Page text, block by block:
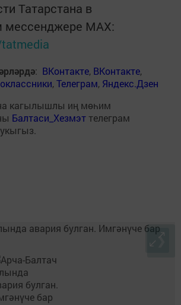
Татарстана в
мессенджере MАХ:
: ВКонтакте, ВКонтакте,
,Телеграм, Яндекс.Дзен
кагылышлы иң мөһим
Балтаси_Хезмэт телеграм
❯